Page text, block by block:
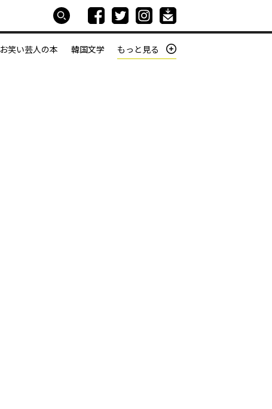
お笑い芸人の本 韓国文学 もっと見る